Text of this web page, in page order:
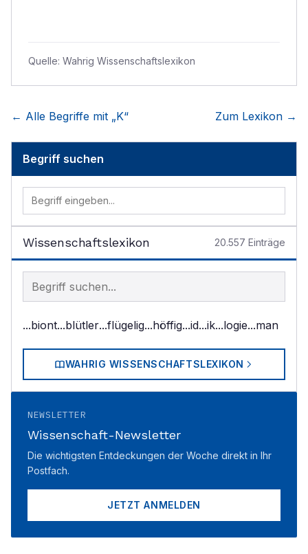
Quelle: Wahrig Wissenschaftslexikon
← Alle Begriffe mit „K“ Zum Lexikon →
Begriff suchen
Wissenschaftslexikon 20.557 Einträge
Begriff im Lexikon suchen
...biont...blütler...flügelig...höffig...id...ik...logie...man
WAHRIG WISSENSCHAFTSLEXIKON
NEWSLETTER
Wissenschaft-Newsletter
Die wichtigsten Entdeckungen der Woche direkt in Ihr
Postfach.
JETZT ANMELDEN